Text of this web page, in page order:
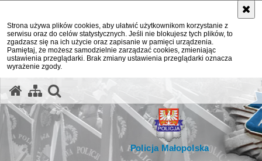
Strona używa plików cookies, aby ułatwić użytkownikom korzystanie z
serwisu oraz do celów statystycznych. Jeśli nie blokujesz tych plików, to
zgadzasz się na ich użycie oraz zapisanie w pamięci urządzenia.
Pamiętaj, że możesz samodzielnie zarządzać cookies, zmieniając
ustawienia przeglądarki. Brak zmiany ustawienia przeglądarki oznacza
wyrażenie zgody.
Policja Małopolska